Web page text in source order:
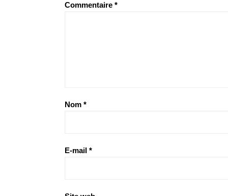
Commentaire *
Nom *
E-mail *